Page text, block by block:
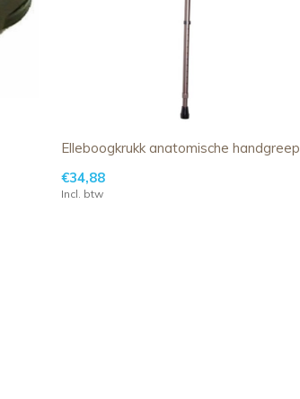
Elleboogkrukk anatomische handgreep
€34,88
Incl. btw